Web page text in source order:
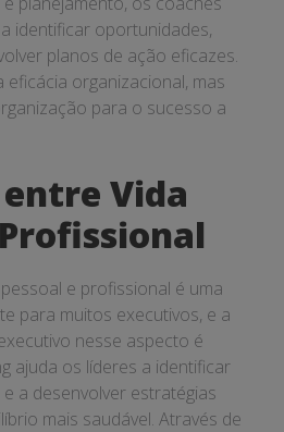
identificar oportunidades,
planos de ação eficazes.
organizacional, mas
para o sucesso a
Vida
e profissional é uma
para muitos executivos, e a
nesse aspecto é
ajuda os líderes a identificar
a desenvolver estratégias
mais saudável. Através de